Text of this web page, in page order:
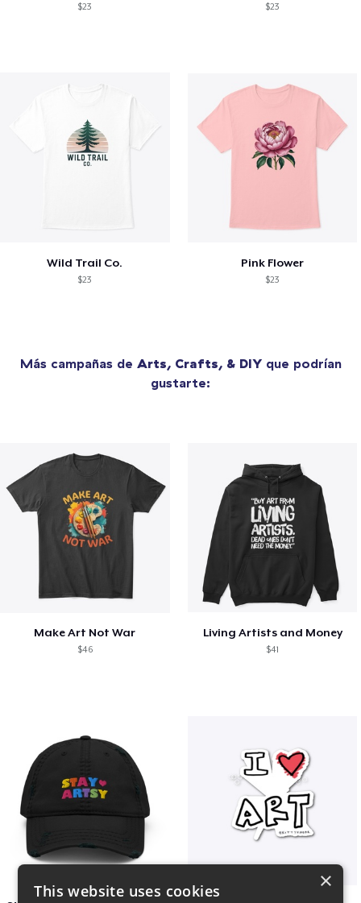
$23 $23
Wild Trail Co.
$23
Pink Flower
$23
Más campañas de Arts, Crafts, & DIYque podrían
gustarte:
Make Art Not War
$46
Living Artists and Money
$41
×
This website uses cookies